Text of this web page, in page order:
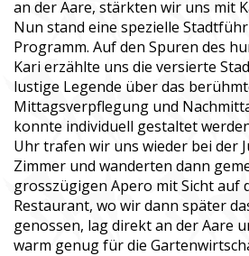
an der Aare, stärkten wir uns mit
Nun stand eine spezielle
Programm. Auf den Spuren des
Kari erzählte uns die versierte
lustige Legende über das
Mittagsverpflegung und
konnte individuell gestaltet
Uhr trafen wir uns wieder bei der
Zimmer und wanderten dann
grosszügigen Apero mit Sicht auf
Restaurant, wo wir dann später
genossen, lag direkt an der Aare
warm genug für die